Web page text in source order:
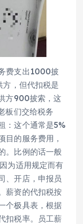
费支出1000披
，但代扣税是
方900披索，这
板们交给税务
：这个通常是5%
目的服务费用，
。比例的话一般
为适用规定而有
、开店，申报员
薪资的代扣税按
个极具表，根据
扣税率。员工薪